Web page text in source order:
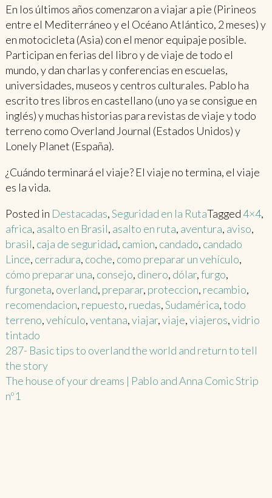
En los últimos años comenzaron a viajar a pie (Pirineos
entre el Mediterráneo y el Océano Atlántico, 2 meses) y
en motocicleta (Asia) con el menor equipaje posible.
Participan en ferias del libro y de viaje de todo el
mundo, y dan charlas y conferencias en escuelas,
universidades, museos y centros culturales. Pablo ha
escrito tres libros en castellano (uno ya se consigue en
inglés) y muchas historias para revistas de viaje y todo
terreno como Overland Journal (Estados Unidos) y
Lonely Planet (España).
¿Cuándo terminará el viaje? El viaje no termina, el viaje
es la vida.
Posted in Destacadas,Seguridad en la RutaTagged4×4,
africa, asalto en Brasil, asalto en ruta, aventura, aviso,
brasil, caja de seguridad, camion, candado, candado
Lince, cerradura, coche, como preparar un vehículo,
cómo preparar una, consejo, dinero, dólar,furgo,
furgoneta, overland, preparar, proteccion, recambio,
recomendacion, repuesto, ruedas,Sudamérica,todo
terreno,vehículo,ventana,viajar,viaje,viajeros,vidrio
tintado
Post
navigation
287- Basic tips to overland the world and return to tell
the story
The house of your dreams | Pablo and Anna Comic Strip
nº1